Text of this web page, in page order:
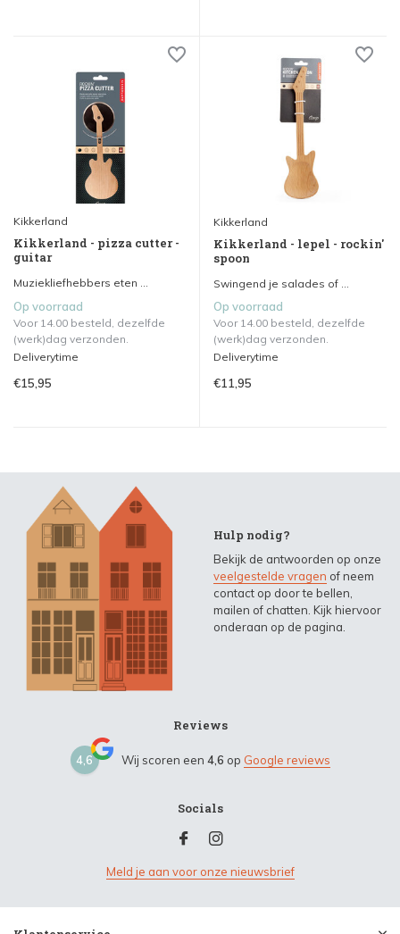
Kikkerland
Kikkerland - pizza cutter -
guitar
Muziekliefhebbers eten ...
Op voorraad
Voor 14.00 besteld, dezelfde
(werk)dag verzonden.
Deliverytime
€15,95
Kikkerland
Kikkerland - lepel - rockin'
spoon
Swingend je salades of ...
Op voorraad
Voor 14.00 besteld, dezelfde
(werk)dag verzonden.
Deliverytime
€11,95
Hulp nodig?
Bekijk de antwoorden op onze
veelgestelde vragen of neem
contact op door te bellen,
mailen of chatten. Kijk hiervoor
onderaan op de pagina.
Reviews
4,6 Wij scoren een 4,6 op Google reviews
Socials
Meld je aan voor onze nieuwsbrief